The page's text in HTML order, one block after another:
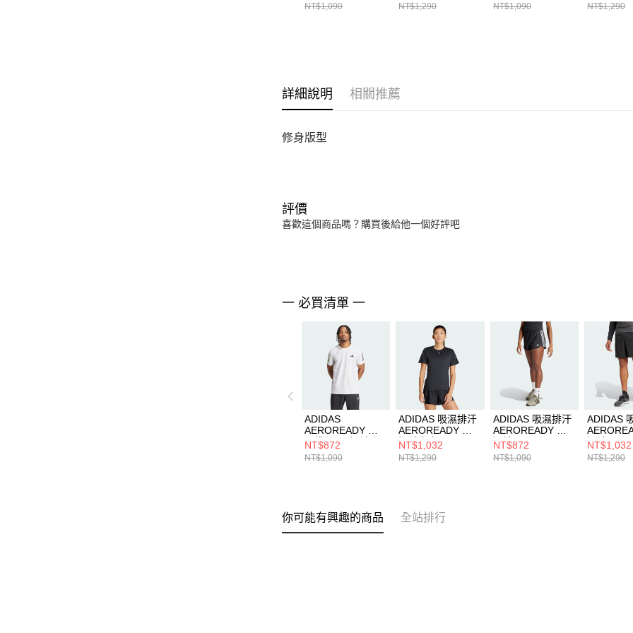
NT$1,090 NT$1,290 NT$1,090 NT$1,290
詳細說明 相關推薦
修身版型
評價
喜歡這個商品嗎？購買後給他一個好評吧
一 必買清單 一
ADIDAS
AEROREADY 吸
濕排汗 男 短袖上
衣 IK7436
NT$872
NT$1,090
ADIDAS 吸濕排汗
AEROREADY 女
短袖上衣 IQ2654
NT$1,032
NT$1,290
ADIDAS 吸濕排汗
AEROREADY 女
短褲 IT7760
NT$872
NT$1,090
ADIDAS
短褲
NT$1,032
NT$1,290
你可能有興趣的商品 全站排行